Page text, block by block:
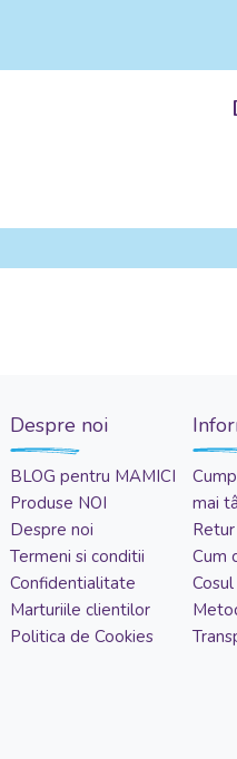
Despre noi
BLOG pentru MAMICI
Produse NOI
Despre noi
Termeni si conditii
Confidentialitate
Marturiile clientilor
Politica de Cookies
mai
Cum